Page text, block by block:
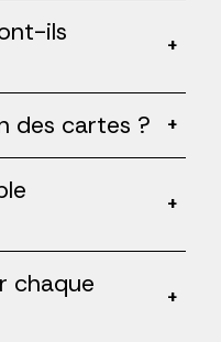
ils
+
des cartes ? +
+
chaque
+